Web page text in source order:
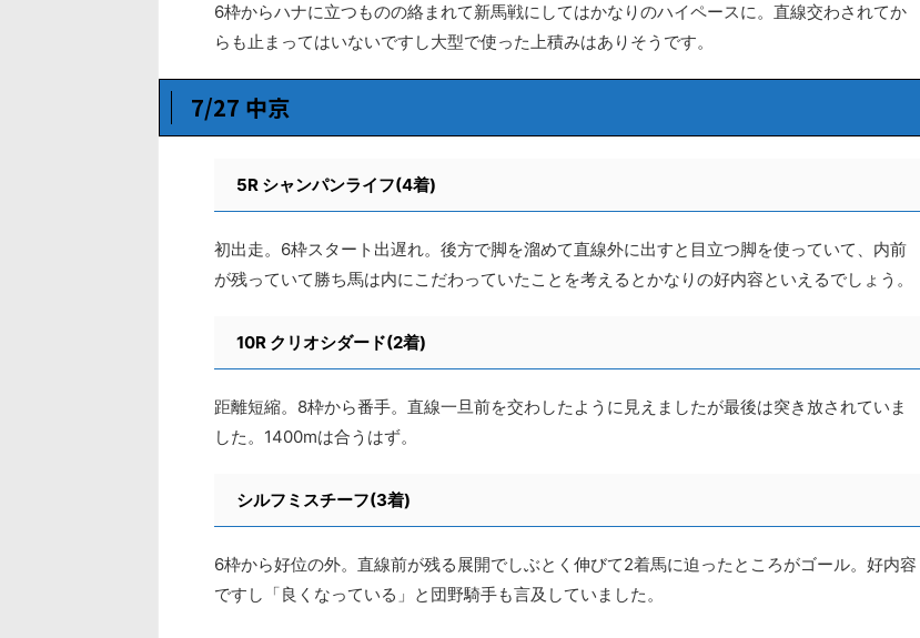
6枠からハナに立つものの絡まれて新馬戦にしてはかなりのハイペースに。直線交わされてか
らも止まってはいないですし大型で使った上積みはありそうです。
7/27 中京
5R シャンパンライフ(4着)
初出走。6枠スタート出遅れ。後方で脚を溜めて直線外に出すと目立つ脚を使っていて、内前
が残っていて勝ち馬は内にこだわっていたことを考えるとかなりの好内容といえるでしょう。
10R クリオシダード(2着)
距離短縮。8枠から番手。直線一旦前を交わしたように見えましたが最後は突き放されていま
した。1400mは合うはず。
シルフミスチーフ(3着)
6枠から好位の外。直線前が残る展開でしぶとく伸びて2着馬に迫ったところがゴール。好内容
ですし「良くなっている」と団野騎手も言及していました。